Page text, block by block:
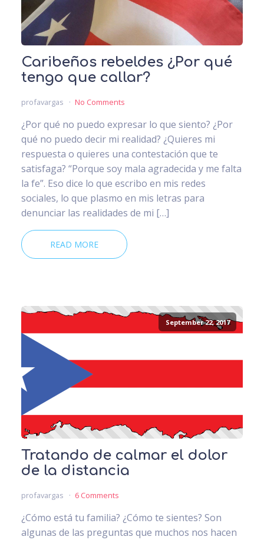
Caribeños rebeldes ¿Por qué
tengo que callar?
profavargas No Comments
¿Por qué no puedo expresar lo que siento? ¿Por
qué no puedo decir mi realidad? ¿Quieres mi
respuesta o quieres una contestación que te
satisfaga? “Porque soy mala agradecida y me falta
la fe”. Eso dice lo que escribo en mis redes
sociales, lo que plasmo en mis letras para
denunciar las realidades de mi […]
READ MORE
September 22, 2017
Tratando de calmar el dolor
de la distancia
profavargas 6 Comments
¿Cómo está tu familia? ¿Cómo te sientes? Son
algunas de las preguntas que muchos nos hacen